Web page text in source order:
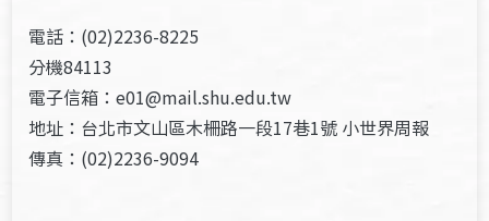
電話：(02)2236-8225
分機84113
電子信箱：e01@mail.shu.edu.tw
地址：台北市文山區木柵路一段17巷1號 小世界周報
傳真：(02)2236-9094